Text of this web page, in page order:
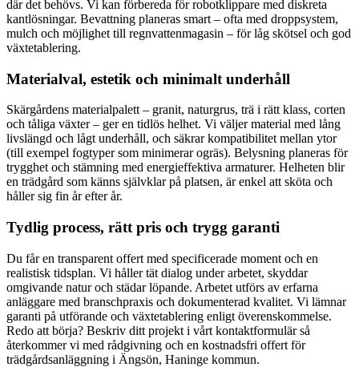
där det behövs. Vi kan förbereda för robotklippare med diskreta
kantlösningar. Bevattning planeras smart – ofta med droppsystem,
mulch och möjlighet till regnvattenmagasin – för låg skötsel och god
växtetablering.
Materialval, estetik och minimalt underhåll
Skärgårdens materialpalett – granit, naturgrus, trä i rätt klass, corten
och tåliga växter – ger en tidlös helhet. Vi väljer material med lång
livslängd och lågt underhåll, och säkrar kompatibilitet mellan ytor
(till exempel fogtyper som minimerar ogräs). Belysning planeras för
trygghet och stämning med energieffektiva armaturer. Helheten blir
en trädgård som känns självklar på platsen, är enkel att sköta och
håller sig fin år efter år.
Tydlig process, rätt pris och trygg garanti
Du får en transparent offert med specificerade moment och en
realistisk tidsplan. Vi håller tät dialog under arbetet, skyddar
omgivande natur och städar löpande. Arbetet utförs av erfarna
anläggare med branschpraxis och dokumenterad kvalitet. Vi lämnar
garanti på utförande och växtetablering enligt överenskommelse.
Redo att börja? Beskriv ditt projekt i vårt kontaktformulär så
återkommer vi med rådgivning och en kostnadsfri offert för
trädgårdsanläggning i Ängsön, Haninge kommun.